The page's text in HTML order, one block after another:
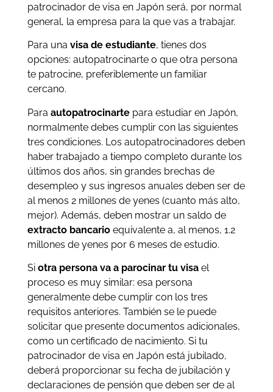
patrocinador de visa en Japón será, por normal
general, la empresa para la que vas a trabajar.
Para una visa de estudiante, tienes dos
opciones: autopatrocinarte o que otra persona
te patrocine, preferiblemente un familiar
cercano.
Para autopatrocinartepara estudiar en Japón,
normalmente debes cumplir con las siguientes
tres condiciones. Los autopatrocinadores deben
haber trabajado a tiempo completo durante los
últimos dos años, sin grandes brechas de
desempleo y sus ingresos anuales deben ser de
al menos 2 millones de yenes (cuanto más alto,
mejor). Además, deben mostrar un saldo de
extracto bancarioequivalente a, al menos, 1.2
millones de yenes por 6 meses de estudio.
Si otra persona va a parocinar tu visael
proceso es muy similar: esa persona
generalmente debe cumplir con los tres
requisitos anteriores. También se le puede
solicitar que presente documentos adicionales,
como un certificado de nacimiento. Si tu
patrocinador de visa en Japón está jubilado,
deberá proporcionar su fecha de jubilación y
declaraciones de pensión que deben ser de al